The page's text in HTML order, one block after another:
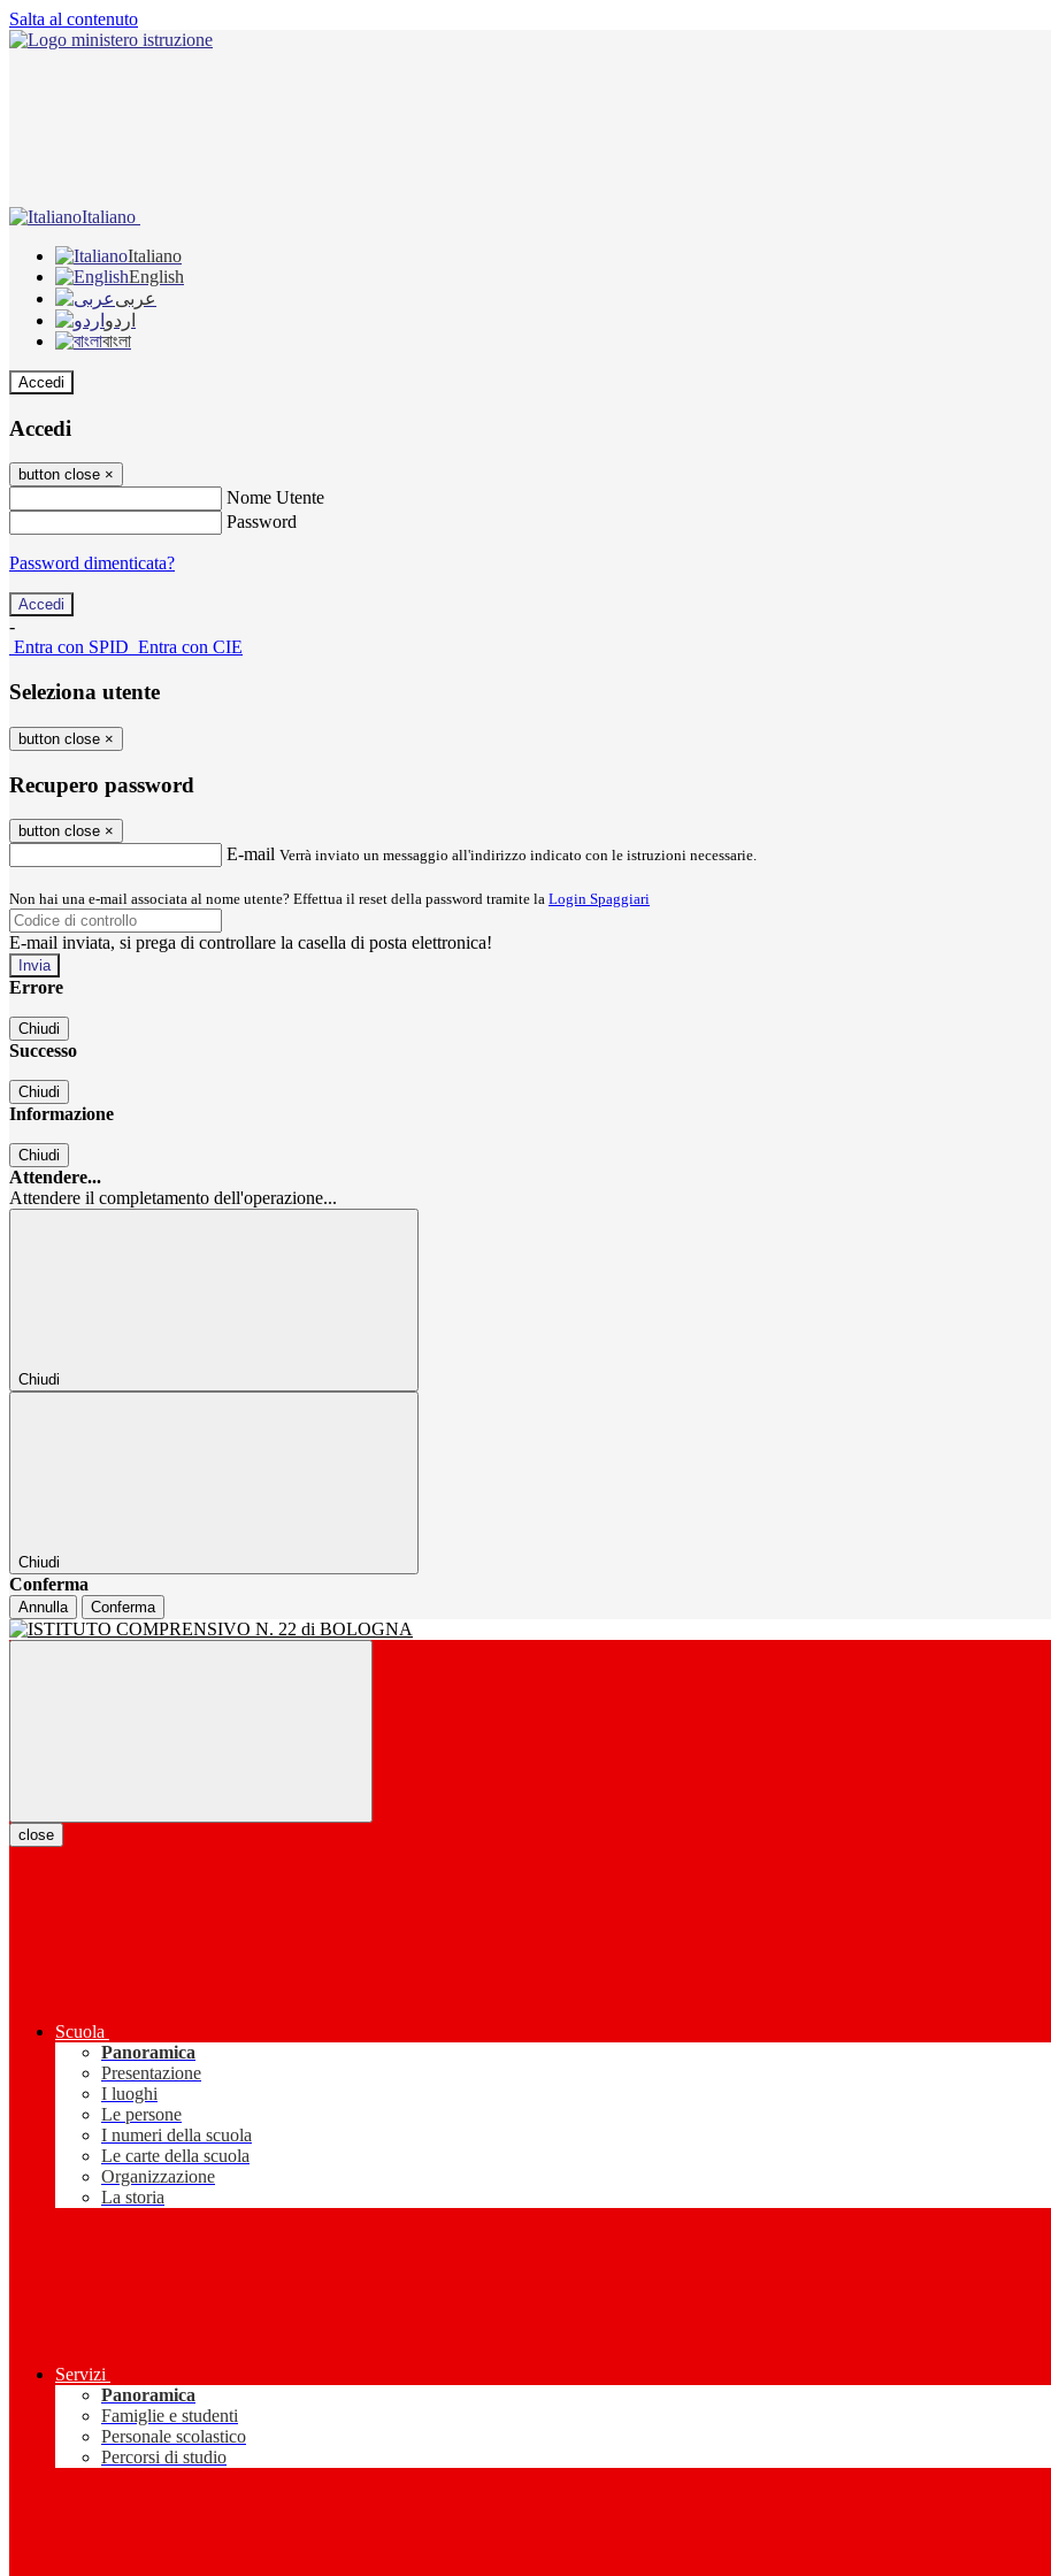
Salta al contenuto
Italiano
Italiano
English
عربى
اردو
বাংলা
Accedi
Accedi
button close ×
Nome Utente
Password
Password dimenticata?
-
Entra con SPID Entra con CIE
Seleziona utente
button close ×
Recupero password
button close ×
E-mail Verrà inviato un messaggio all'indirizzo indicato con le istruzioni necessarie.
Non hai una e-mail associata al nome utente? Effettua il reset della password tramite la Login Spaggiari
E-mail inviata, si prega di controllare la casella di posta elettronica!
Errore
Chiudi
Successo
Chiudi
Informazione
Chiudi
Attendere...
Attendere il completamento dell'operazione...
Chiudi
Chiudi
Conferma
Annulla Conferma
close
Scuola
Panoramica
Presentazione
I luoghi
Le persone
I numeri della scuola
Le carte della scuola
Organizzazione
La storia
Servizi
Panoramica
Famiglie e studenti
Personale scolastico
Percorsi di studio